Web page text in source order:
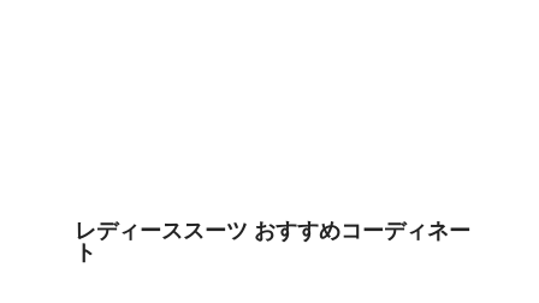
レディーススーツ おすすめコーディネー
ト